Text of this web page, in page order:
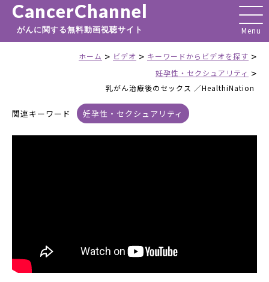
CancerChannel
がんに関する無料動画視聴サイト
ホーム > ビデオ > キーワードからビデオを探す >
妊孕性・セクシュアリティ >
乳がん治療後のセックス ／HealthiNation
関連キーワード 妊孕性・セクシュアリティ